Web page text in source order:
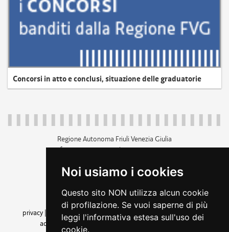
Noi usiamo i cookies
Questo sito NON utilizza alcun cookie
di profilazione. Se vuoi saperne di più
leggi l'informativa estesa sull'uso dei
cookie.
Concorsi in atto e conclusi, situazione delle graduatorie
Regione Autonoma Friuli Venezia Giulia
c.f. 80014930327; p.iva 00526040324
+39 040 3771111
amministrazione trasparente
privacy
cookie |note legali accessibilità
dichiarazione di
accessibilità| feedback cambio preferenze cookie